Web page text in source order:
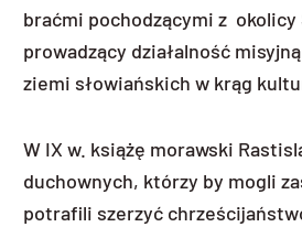
braćmi pochodzącymi z
prowadzący działalność
ziemi słowiańskich w krąg
W IX w. książę morawski
duchownych, którzy by mogli
potrafili szerzyć